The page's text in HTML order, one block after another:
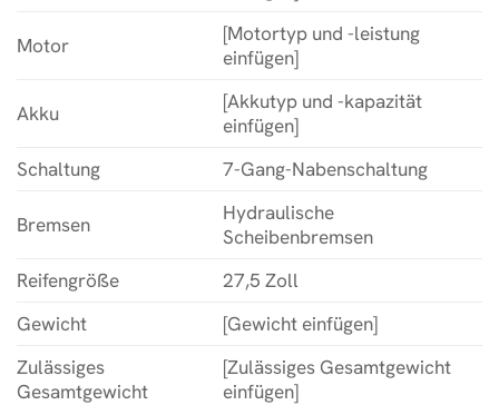
Motor
[Motortyp und -leistung
einfügen]
Akku
[Akkutyp und -kapazität
einfügen]
Schaltung
7-Gang-Nabenschaltung
Bremsen
Hydraulische
Scheibenbremsen
Reifengröße
27,5 Zoll
Gewicht
[Gewicht einfügen]
Zulässiges
Gesamtgewicht
[Zulässiges Gesamtgewicht
einfügen]